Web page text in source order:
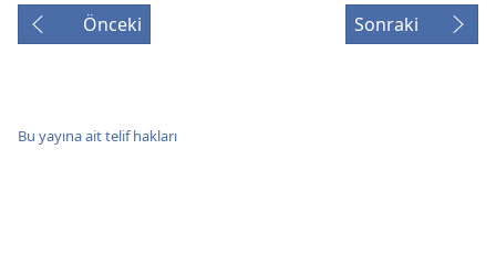
Önceki Sonraki
Bu yayına ait telif hakları